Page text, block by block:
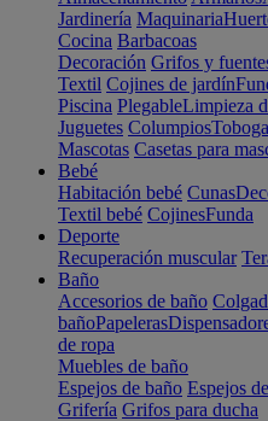
Jardinería Maquinaria
Cocina Barbacoas
Decoración Grifos y
Textil Cojines de jardín
Piscina PlegableLimpieza
Juguetes Columpios
Mascotas Casetas para
Bebé
Habitación bebé Cunas
Textil bebé CojinesFunda
Deporte
Recuperación muscular
Baño
Accesorios de baño
bañoPapeleras
de ropa
Muebles de baño
Espejos de baño Espejos
Grifería Grifos para ducha